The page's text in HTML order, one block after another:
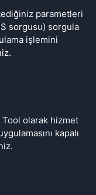
parametleri
sorgusu) sorgula
işlemini
olarak hizmet
kapalı